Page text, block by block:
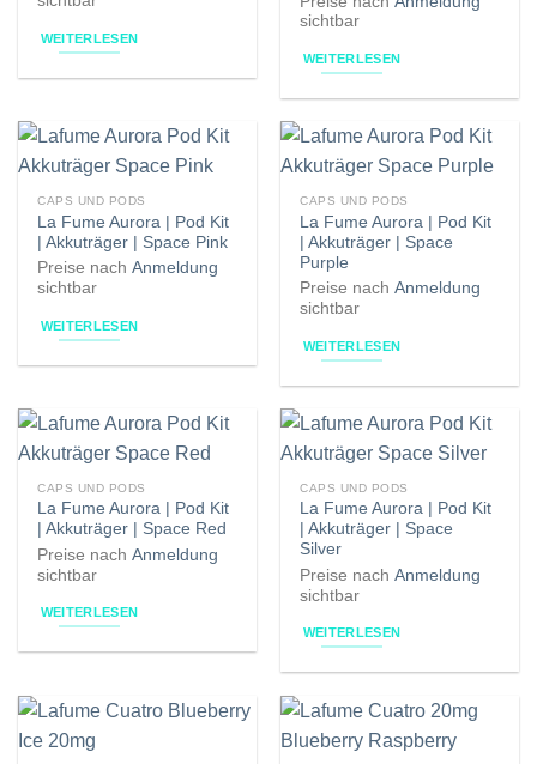
WEITERLESEN
sichtbar
WEITERLESEN
CAPS UND PODS
La Fume Aurora | Pod Kit
| Akkuträger | Space Pink
Preise nachAnmeldung
sichtbar
WEITERLESEN
CAPS UND PODS
La Fume Aurora | Pod Kit
| Akkuträger | Space
Purple
Preise nachAnmeldung
sichtbar
WEITERLESEN
CAPS UND PODS
La Fume Aurora | Pod Kit
| Akkuträger | Space Red
Preise nachAnmeldung
sichtbar
WEITERLESEN
CAPS UND PODS
La Fume Aurora | Pod Kit
| Akkuträger | Space
Silver
Preise nachAnmeldung
sichtbar
WEITERLESEN